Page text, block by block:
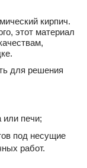
кирпич.
этот материал
для решения
или печи;
под несущие
работ.